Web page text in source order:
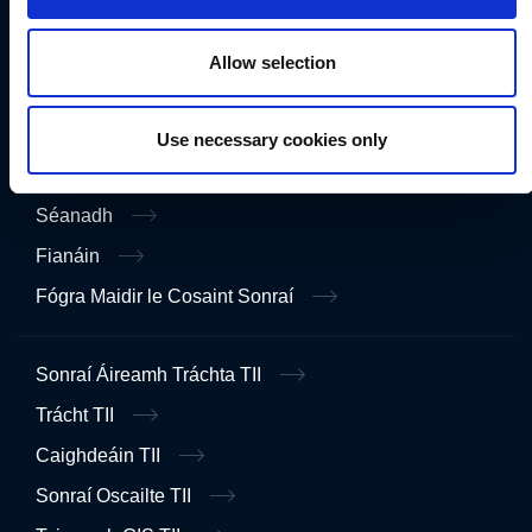
Allow selection
Use necessary cookies only
Saoráil Faisnéise
Inrochtaineacht
Príobháideacht
Séanadh
Fianáin
Fógra Maidir le Cosaint Sonraí
Sonraí Áireamh Tráchta TII
Trácht TII
Caighdeáin TII
Sonraí Oscailte TII